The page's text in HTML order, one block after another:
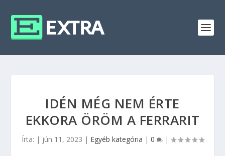
IDÉN MÉG NEM ÉRTE
EKKORA ÖRÖM A FERRARIT
Írta: | jún 11, 2023 | Egyéb kategória | 0 |